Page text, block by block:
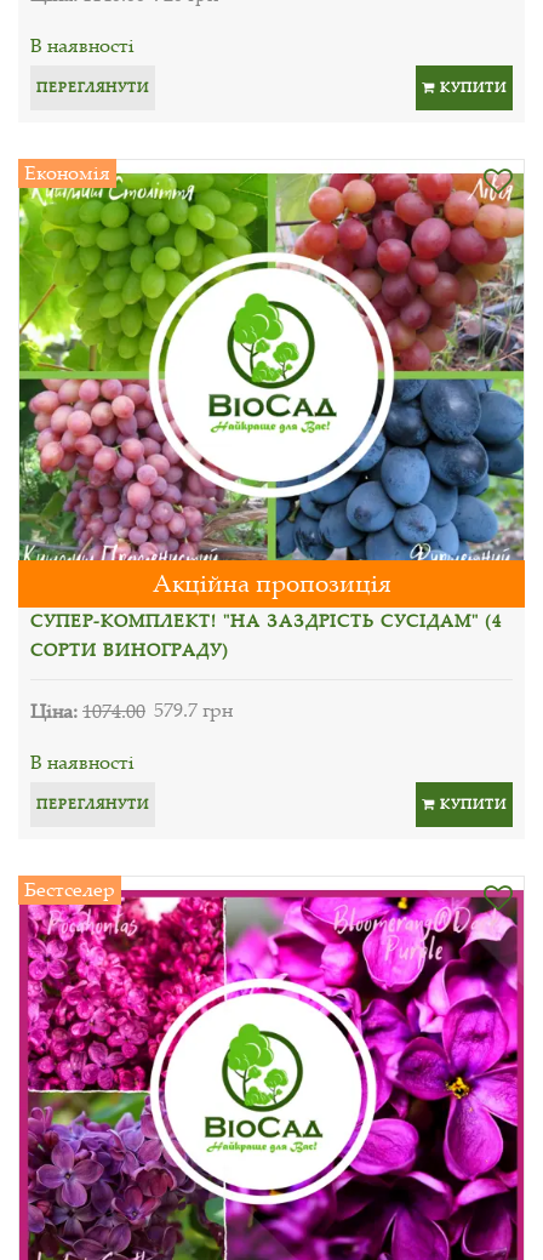
В наявності
ПЕРЕГЛЯНУТИ КУПИТИ
Економія
Акційна пропозиція
СУПЕР-КОМПЛЕКТ! "НА ЗАЗДРІСТЬ СУСІДАМ" (4
СОРТИ ВИНОГРАДУ)
Ціна:1074.00 579.7 грн
В наявності
ПЕРЕГЛЯНУТИ КУПИТИ
Бестселер